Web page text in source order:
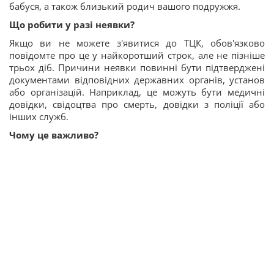
бабуся, а також близький родич вашого подружжя.
Що робити у разі неявки?
Якщо ви не можете з'явитися до ТЦК, обов'язково
повідомте про це у найкоротший строк, але не пізніше
трьох діб. Причини неявки повинні бути підтверджені
документами відповідних державних органів, установ
або організацій. Наприклад, це можуть бути медичні
довідки, свідоцтва про смерть, довідки з поліції або
інших служб.
Чому це важливо?